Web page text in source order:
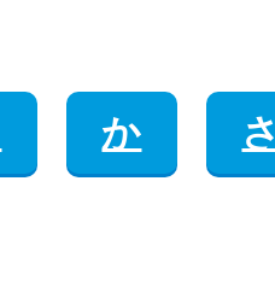
か さ